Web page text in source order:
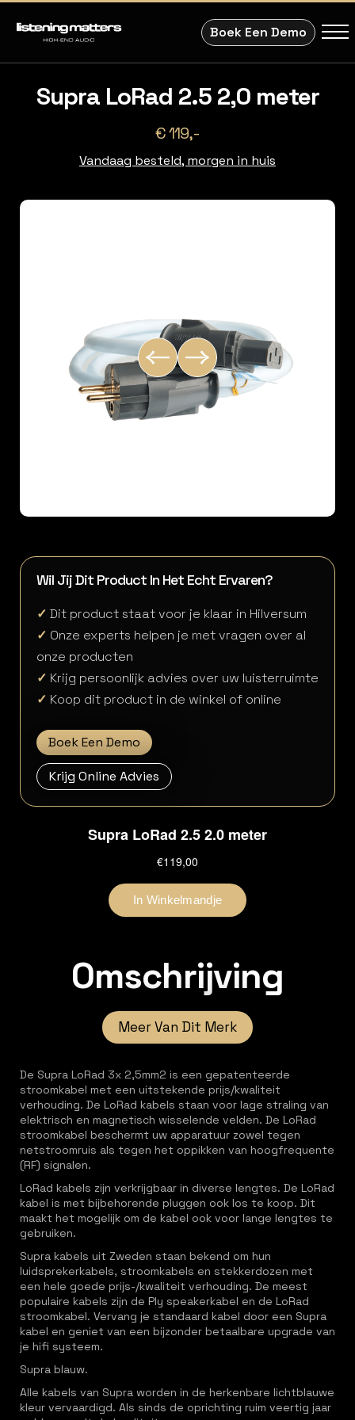
Boek Een Demo
Supra LoRad 2.5 2,0 meter
€ 119,-
Vandaag besteld, morgen in huis
Wil Jij Dit Product In Het Echt Ervaren?
✓ Dit product staat voor je klaar in Hilversum
✓ Onze experts helpen je met vragen over al
onze producten
✓ Krijg persoonlijk advies over uw luisterruimte
✓ Koop dit product in de winkel of online
Boek Een Demo
Krijg Online Advies
Omschrijving
Meer Van Dit Merk
De Supra LoRad 3x 2,5mm2 is een gepatenteerde
stroomkabel met een uitstekende prijs/kwaliteit
verhouding. De LoRad kabels staan voor lage straling van
elektrisch en magnetisch wisselende velden. De LoRad
stroomkabel beschermt uw apparatuur zowel tegen
netstroomruis als tegen het oppikken van hoogfrequente
(RF) signalen.
LoRad kabels zijn verkrijgbaar in diverse lengtes. De LoRad
kabel is met bijbehorende pluggen ook los te koop. Dit
maakt het mogelijk om de kabel ook voor lange lengtes te
gebruiken.
Supra kabels uit Zweden staan bekend om hun
luidsprekerkabels, stroomkabels en stekkerdozen met
een hele goede prijs-/kwaliteit verhouding. De meest
populaire kabels zijn de Ply speakerkabel en de LoRad
stroomkabel. Vervang je standaard kabel door een Supra
kabel en geniet van een bijzonder betaalbare upgrade van
je hifi systeem.
Supra blauw.
Alle kabels van Supra worden in de herkenbare lichtblauwe
kleur vervaardigd. Als sinds de oprichting ruim veertig jaar